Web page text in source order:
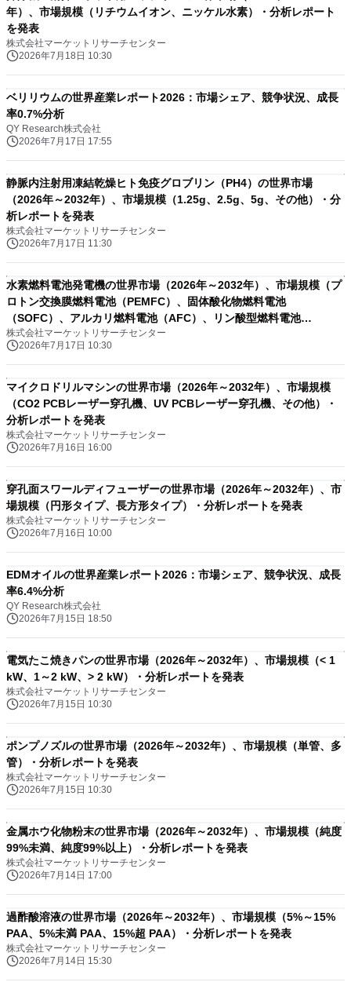
年）、市場規模（リチウムイオン、ニッケル水素）・分析レポート
を発表
株式会社マーケットリサーチセンター
2026年7月18日 10:30
ベリリウムの世界産業レポート2026：市場シェア、競争状況、成長
率0.7%分析
QY Research株式会社
2026年7月17日 17:55
静脈内注射用凍結乾燥ヒト免疫グロブリン（PH4）の世界市場
（2026年～2032年）、市場規模（1.25g、2.5g、5g、その他）・分
析レポートを発表
株式会社マーケットリサーチセンター
2026年7月17日 11:30
水素燃料電池発電機の世界市場（2026年～2032年）、市場規模（プ
ロトン交換膜燃料電池（PEMFC）、固体酸化物燃料電池
（SOFC）、アルカリ燃料電池（AFC）、リン酸型燃料電池
（PAFC））・分析レポートを発表
株式会社マーケットリサーチセンター
2026年7月17日 10:30
マイクロドリルマシンの世界市場（2026年～2032年）、市場規模
（CO2 PCBレーザー穿孔機、UV PCBレーザー穿孔機、その他）・
分析レポートを発表
株式会社マーケットリサーチセンター
2026年7月16日 16:00
穿孔面スワールディフューザーの世界市場（2026年～2032年）、市
場規模（円形タイプ、長方形タイプ）・分析レポートを発表
株式会社マーケットリサーチセンター
2026年7月16日 10:00
EDMオイルの世界産業レポート2026：市場シェア、競争状況、成長
率6.4%分析
QY Research株式会社
2026年7月15日 18:50
電気たこ焼きパンの世界市場（2026年～2032年）、市場規模（< 1
kW、1～2 kW、> 2 kW）・分析レポートを発表
株式会社マーケットリサーチセンター
2026年7月15日 10:30
ポンプノズルの世界市場（2026年～2032年）、市場規模（単管、多
管）・分析レポートを発表
株式会社マーケットリサーチセンター
2026年7月15日 10:30
金属ホウ化物粉末の世界市場（2026年～2032年）、市場規模（純度
99%未満、純度99%以上）・分析レポートを発表
株式会社マーケットリサーチセンター
2026年7月14日 17:00
過酢酸溶液の世界市場（2026年～2032年）、市場規模（5%～15%
PAA、5%未満 PAA、15%超 PAA）・分析レポートを発表
株式会社マーケットリサーチセンター
2026年7月14日 15:30